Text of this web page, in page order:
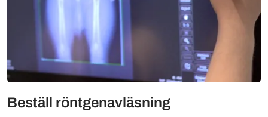
Beställ röntgenavläsning